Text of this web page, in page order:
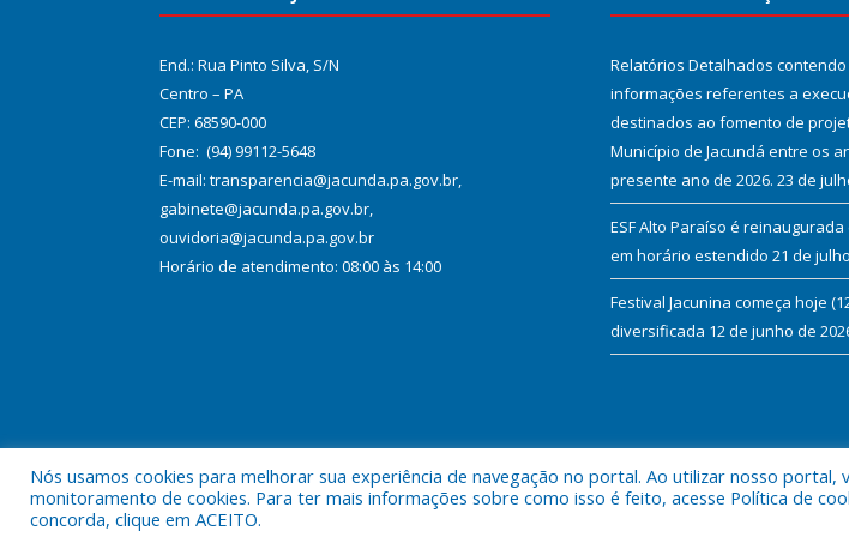
End.: Rua Pinto Silva, S/N
Centro – PA
CEP: 68590-000
Fone: (94) 99112-5648
E-mail: transparencia@jacunda.pa.gov.br,
gabinete@jacunda.pa.gov.br,
ouvidoria@jacunda.pa.gov.br
Horário de atendimento: 08:00 às 14:00
Relatórios Detalhados
informações referentes a
destinados ao fomento de
Município de Jacundá entre os
presente ano de 2026. 23 de
ESF Alto Paraíso é
em horário estendido 21 de
Festival Jacunina começa hoje
diversificada 12 de junho de
Todos os direitos reservados a Prefeitura Municipal de Jacundá.
Nós usamos cookies para melhorar sua experiência de navegação no portal. Ao utilizar nosso portal,
monitoramento de cookies. Para ter mais informações sobre como isso é feito, acesse Política de
concorda, clique em ACEITO.